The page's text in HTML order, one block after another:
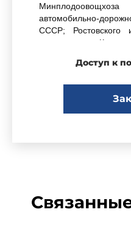
автомобильно-
СССР; Ростовского
института и
Минавтодора
ВНЕСЕНЫ
Госстроя СССР
Доступ к